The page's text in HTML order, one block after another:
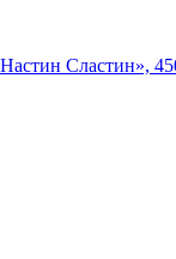
Сластин»,